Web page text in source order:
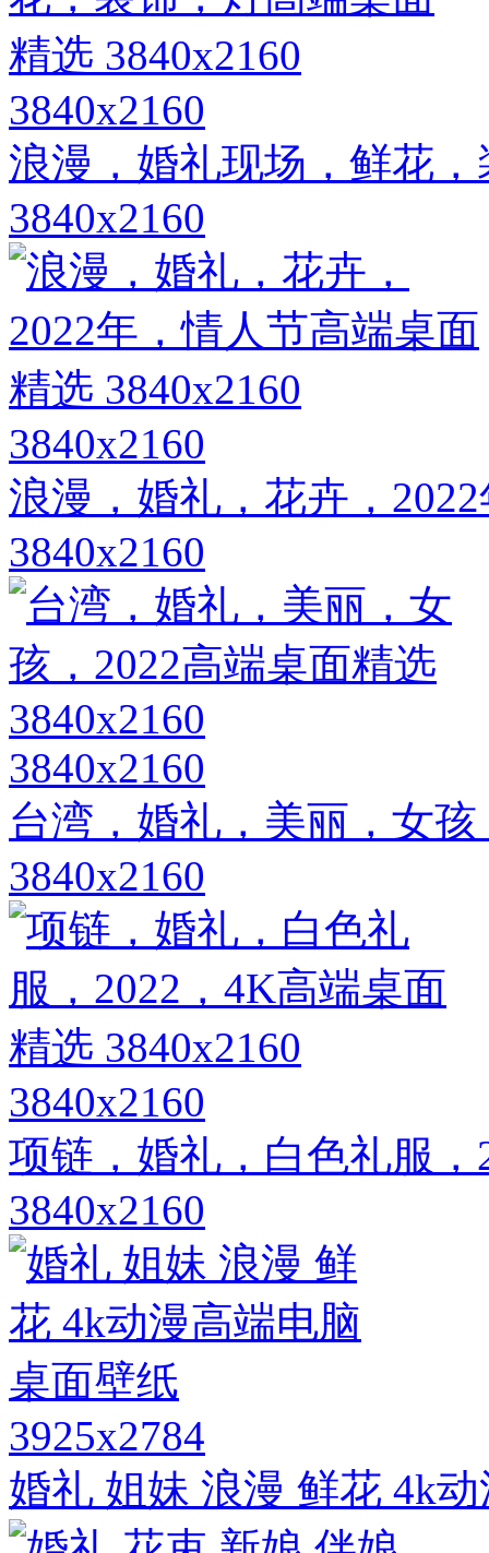
3840x2160
浪漫，婚礼现场，鲜花
3840x2160
3840x2160
浪漫，婚礼，花卉，
3840x2160
3840x2160
台湾，婚礼，美丽，女
3840x2160
3840x2160
项链，婚礼，白色礼服
3840x2160
3925x2784
婚礼 姐妹 浪漫 鲜花 4k